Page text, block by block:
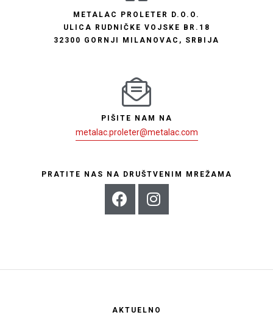
METALAC PROLETER D.O.O.
ULICA RUDNIČKE VOJSKE BR.18
32300 GORNJI MILANOVAC, SRBIJA
PIŠITE NAM NA
metalac.proleter@metalac.com
PRATITE NAS NA DRUŠTVENIM MREŽAMA
AKTUELNO